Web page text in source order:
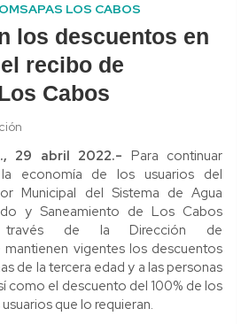
LOS CABOS
los descuentos en
recibo de
Cabos
29 abril 2022.- Para continuar
economía de los usuarios del
Municipal del Sistema de Agua
y Saneamiento de Los Cabos
través de la Dirección de
mantienen vigentes los descuentos
de la tercera edad y a las personas
como el descuento del 100% de los
que lo requieran.